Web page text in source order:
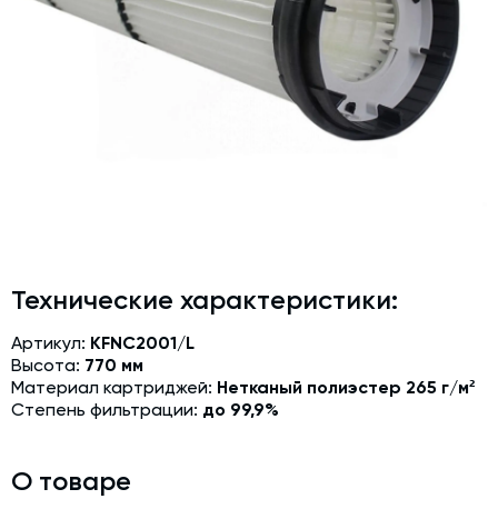
Рециклинг
Дробильно-сортировочный комплекс
Околопрессовочное оборудование
завода
Автоматизированные системы управления (АСУ ТП) любой
сложности
Экспертиза промышленной безопасности
Технические характеристики:
Артикул: KFNC2001/L
Высота: 770 мм
Материал картриджей: Нетканый полиэстер 265 г/м²
Степень фильтрации: до 99,9%
О товаре